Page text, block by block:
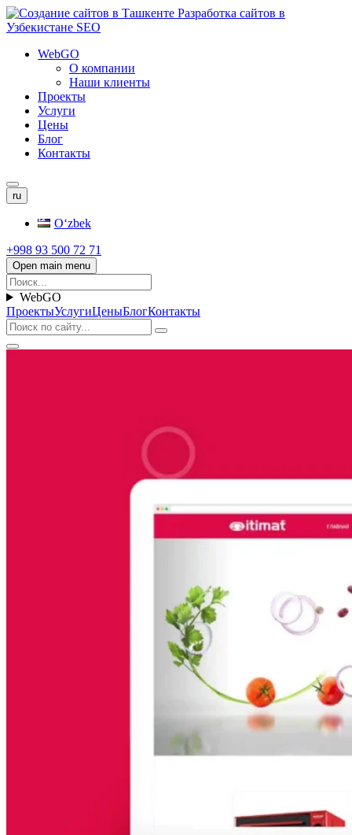
WebGO
О компании
Наши клиенты
Проекты
Услуги
Цены
Блог
Контакты
ru
Oʻzbek
+998 93 500 72 71
Open main menu
WebGO
ПроектыУслугиЦеныБлогКонтакты